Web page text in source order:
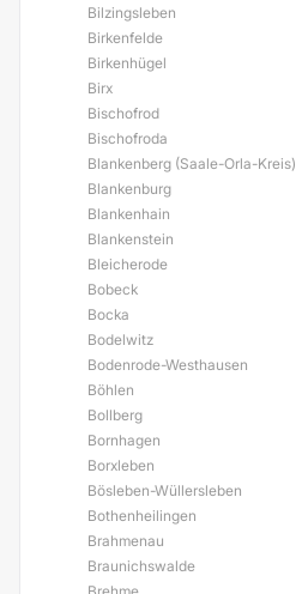
Bilzingsleben
Birkenfelde
Birkenhügel
Birx
Bischofrod
Bischofroda
Blankenberg (Saale-Orla-Kreis)
Blankenburg
Blankenhain
Blankenstein
Bleicherode
Bobeck
Bocka
Bodelwitz
Bodenrode-Westhausen
Böhlen
Bollberg
Bornhagen
Borxleben
Bösleben-Wüllersleben
Bothenheilingen
Brahmenau
Braunichswalde